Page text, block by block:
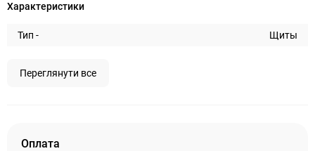
Характеристики
Тип - Щиты
Переглянути все
Оплата